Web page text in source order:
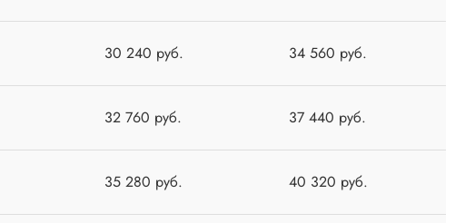
30 240 руб. 34 560 руб.
32 760 руб. 37 440 руб.
35 280 руб. 40 320 руб.